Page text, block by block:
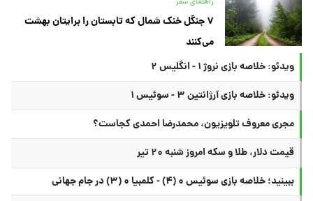
۷ جنگل خنک شمال که تابستان را برایتان بهشت
می‌کنند
ویدئو: خلاصه بازی نروژ ۱ - انگلیس ۲
ویدئو: خلاصه بازی آرژانتین ۳ - سوئیس ۱
مجری معروف تلویزیون، محمدرضا احمدی کجاست؟
قیمت دلار، طلا و سکه امروز شنبه ۲۰ تیر
ببینید؛ خلاصه بازی سوئیس ۰ (۴) - کلمبیا ۰ (۳) در جام جهانی